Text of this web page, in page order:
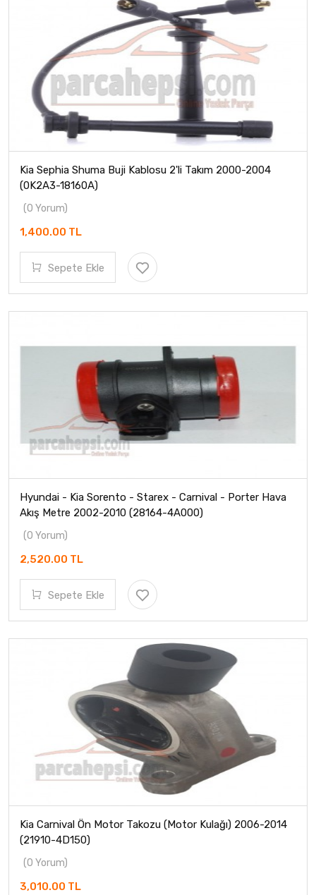
Kia Sephia Shuma Buji Kablosu 2'li Takım 2000-2004
(0K2A3-18160A)
(0 Yorum)
1,400.00 TL
Sepete Ekle
Hyundai - Kia Sorento - Starex - Carnival - Porter Hava
Akış Metre 2002-2010 (28164-4A000)
(0 Yorum)
2,520.00 TL
Sepete Ekle
Kia Carnival Ön Motor Takozu (Motor Kulağı) 2006-2014
(21910-4D150)
(0 Yorum)
3,010.00 TL